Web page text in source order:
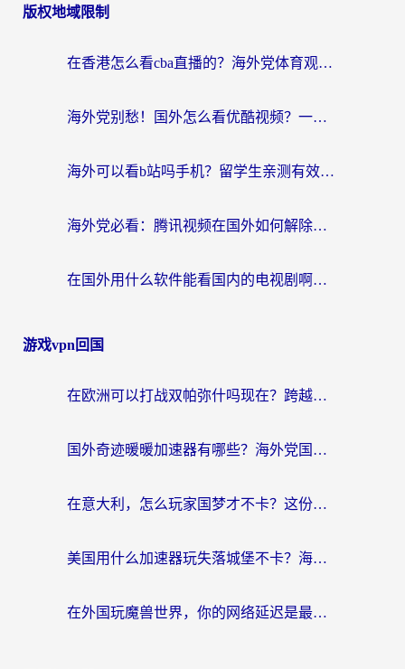
版权地域限制
在香港怎么看cba直播的？海外党体育观赛终极指南：告别版权限制，畅享中文解说
海外党别愁！国外怎么看优酷视频？一招解决追剧、看直播难题
海外可以看b站吗手机？留学生亲测有效的回国加速指南
海外党必看：腾讯视频在国外如何解除地域限制？附优酷咪咕使用指南
在国外用什么软件能看国内的电视剧啊？留学生亲测有效的回国加速方案
游戏vpn回国
在欧洲可以打战双帕弥什吗现在？跨越延迟墙的实战指南
国外奇迹暖暖加速器有哪些？海外党国服游戏畅玩终极指南（附亲测推荐）
在意大利，怎么玩家国梦才不卡？这份终极加速指南请收好
美国用什么加速器玩失落城堡不卡？海外党亲测有效的国服游戏加速指南
在外国玩魔兽世界，你的网络延迟是最大的敌人